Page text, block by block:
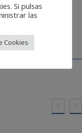
Si pulsas
las
Cookies